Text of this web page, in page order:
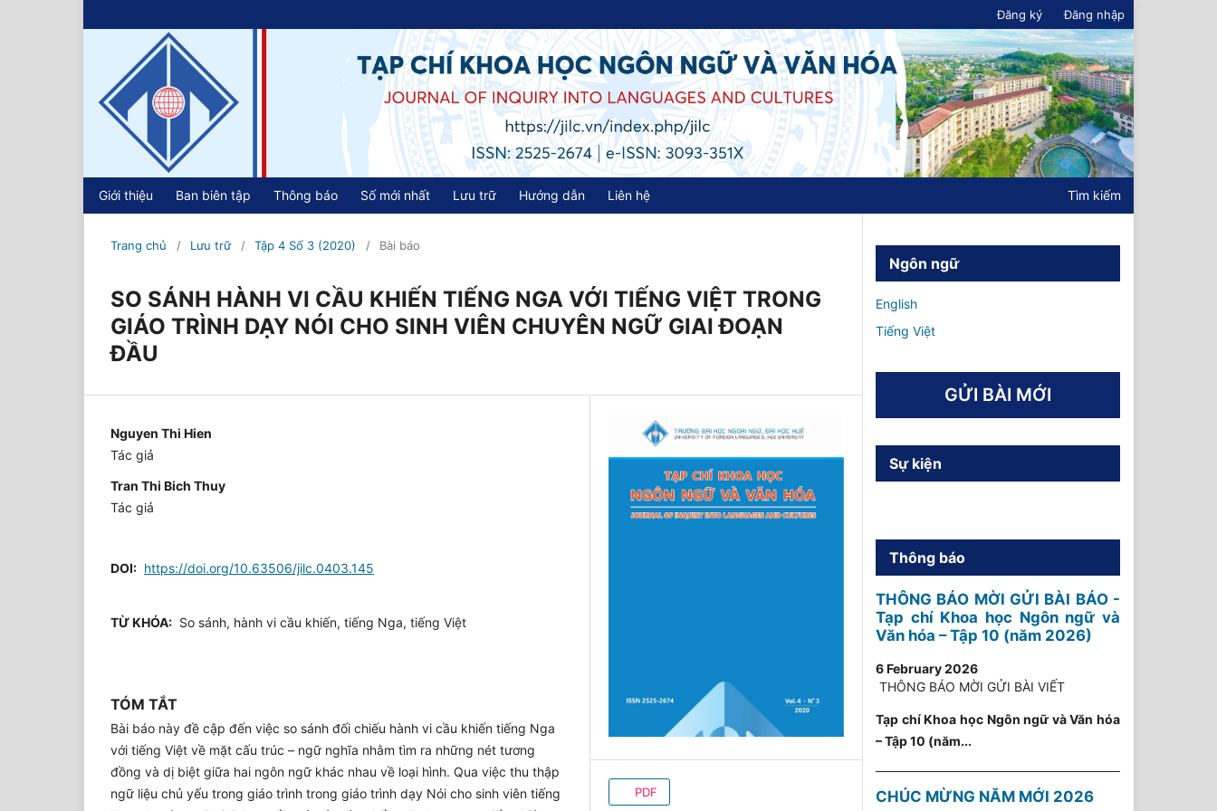
Giới thiệu Ban biên tập Thông báo Số mới nhất Lưu trữ Hướng dẫn Liên hệ Tìm kiếm
Đăng ký Đăng nhập
Trang chủ / Lưu trữ / Tập 4 Số 3 (2020) / Bài báo
SO SÁNH HÀNH VI CẦU KHIẾN TIẾNG NGA VỚI TIẾNG VIỆT TRONG
GIÁO TRÌNH DẠY NÓI CHO SINH VIÊN CHUYÊN NGỮ GIAI ĐOẠN
ĐẦU
Nguyen Thi Hien
Tác giả
Tran Thi Bich Thuy
Tác giả
DOI: https://doi.org/10.63506/jilc.0403.145
TỪ KHÓA: So sánh, hành vi cầu khiến, tiếng Nga, tiếng Việt
TÓM TẮT
Bài báo này đề cập đến việc so sánh đối chiếu hành vi cầu khiến tiếng Nga
với tiếng Việt về mặt cấu trúc – ngữ nghĩa nhằm tìm ra những nét tương
đồng và dị biệt giữa hai ngôn ngữ khác nhau về loại hình. Qua việc thu thập
ngữ liệu chủ yếu trong giáo trình trong giáo trình dạy Nói cho sinh viên tiếng
PDF
Ngôn ngữ
English
Tiếng Việt
GỬI BÀI MỚI
Sự kiện
Thông báo
THÔNG BÁO MỜI GỬI BÀI BÁO -
Tạp chí Khoa học Ngôn ngữ và
Văn hóa – Tập 10 (năm 2026)
6 February 2026